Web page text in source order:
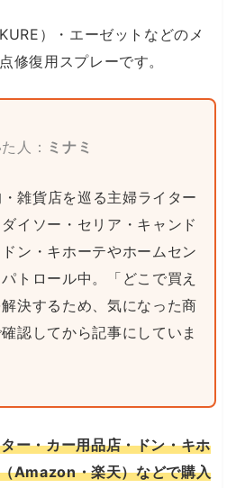
）・エーゼットなどのメ
修復用スプレーです。
人： ミナミ
雑貨店を巡る主婦ライター
ダイソー・セリア・キャンド
ン・キホーテやホームセン
トロール中。「どこで買え
決するため、気になった商
認してから記事にしていま
ー・カー用品店・ドン・キホ
Amazon・楽天）などで購入